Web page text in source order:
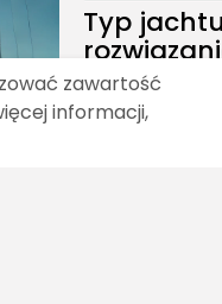
Typ
doskonała
tematów,
zawartość
informacji,